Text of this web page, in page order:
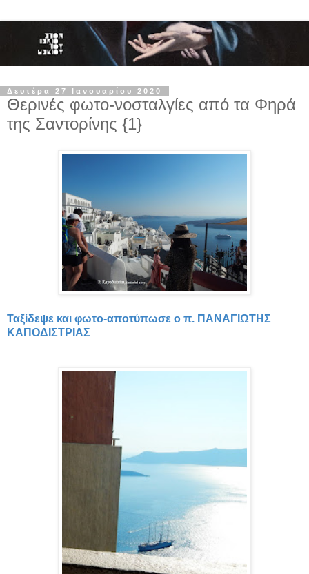
Δευτέρα 27 Ιανουαρίου 2020
Θερινές φωτο-νοσταλγίες από τα Φηρά
της Σαντορίνης {1}
Ταξίδεψε και φωτο-αποτύπωσε ο π. ΠΑΝΑΓΙΩΤΗΣ
ΚΑΠΟΔΙΣΤΡΙΑΣ